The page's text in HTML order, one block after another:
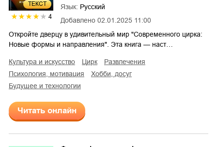
ТЕКСТ
4 Добавлено 02.01.2025 11:00
Язык: Русский
Откройте дверцу в удивительный мир "Современного цирка:
Новые формы и направления". Эта книга — наст…
культура и искусство цирк
развлечения
психология, мотивация
хобби, досуг
будущее и технологии
Читать онлайн